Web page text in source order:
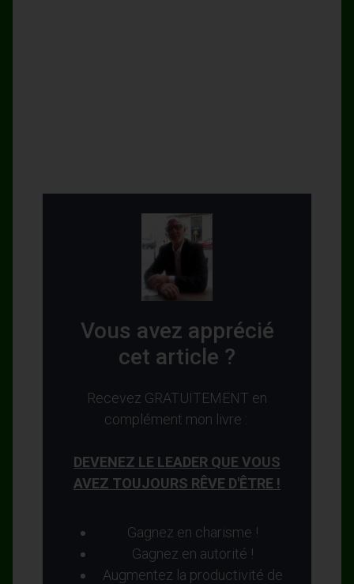
Vous avez apprécié
cet article ?
Recevez GRATUITEMENT en
complément mon livre :
DEVENEZ LE LEADER QUE VOUS
AVEZ TOUJOURS RÊVE D'ÊTRE !
Gagnez en charisme !
Gagnez en autorité !
Augmentez la productivité de